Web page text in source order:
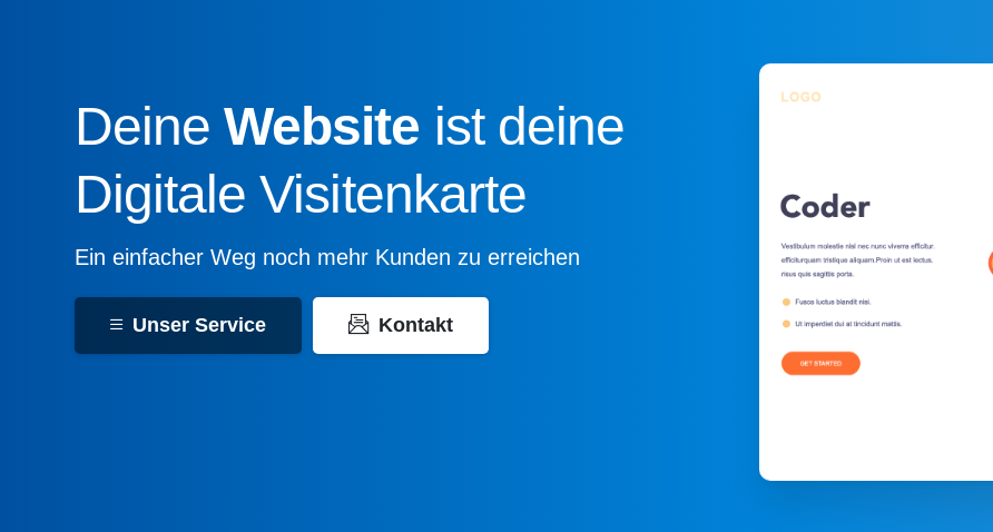
DeineWebsite ist deine
Digitale Visitenkarte
Ein einfacher Weg noch mehr Kunden zu erreichen
Unser Service Kontakt